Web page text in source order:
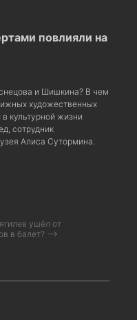
повлияли на
и Шишкина? В чем
художественных
культурной жизни
сотрудник
Алиса Сутормина.
ушёл от
в балет? ⟶